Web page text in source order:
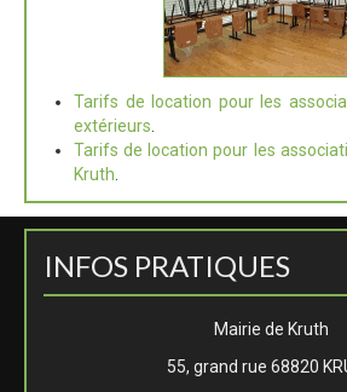
Tarifs de location pour les
extérieurs
Tarifs de location pour les
Kruth
INFOS PRATIQUES
Mairie de Kruth
55, grand rue 68820